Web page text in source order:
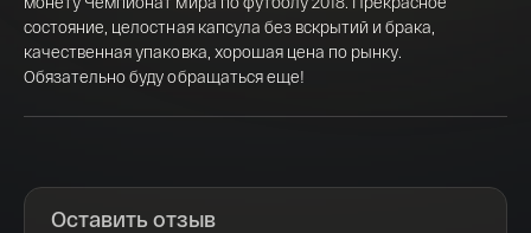
состояние, целостная капсула без вскрытий и брака,
качественная упаковка, хорошая цена по рынку.
Обязательно буду обращаться еще!
Оставить отзыв